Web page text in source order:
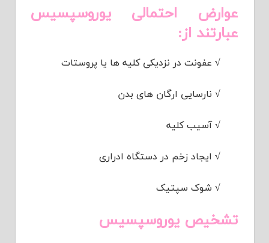
عوارض احتمالی یوروسپسیس
عبارتند از:
√ عفونت در نزدیکی کلیه ها یا پروستات
√ نارسایی ارگان های بدن
√آسیب کلیه
√ ایجاد زخم در دستگاه ادراری
√ شوک سپتیک
تشخیص یوروسپسیس